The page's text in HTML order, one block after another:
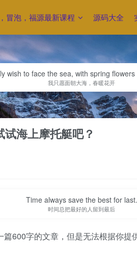
冒泡，福源最新课程 源码大全
wish to face the sea, with spring
我只愿面朝大海，春暖花开
海上摩托艇吧？
Time always save the best for last.
时间总把最好的人留到最后
600字的文章，但是无法根据你提